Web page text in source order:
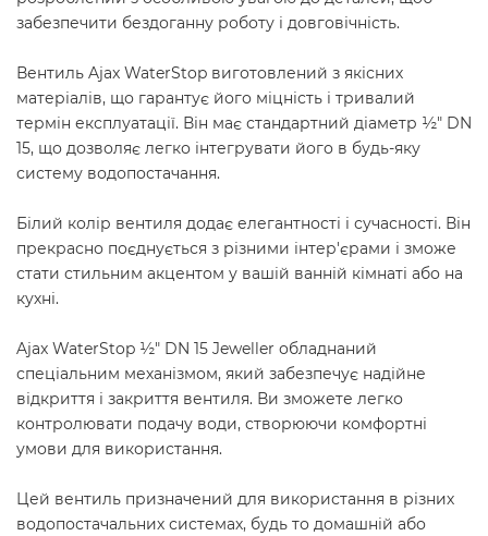
забезпечити бездоганну роботу і довговічність.
Вентиль Ajax WaterStop виготовлений з якісних
матеріалів, що гарантує його міцність і тривалий
термін експлуатації. Він має стандартний діаметр ½" DN
15, що дозволяє легко інтегрувати його в будь-яку
систему водопостачання.
Білий колір вентиля додає елегантності і сучасності. Він
прекрасно поєднується з різними інтер'єрами і зможе
стати стильним акцентом у вашій ванній кімнаті або на
кухні.
Ajax WaterStop ½" DN 15 Jeweller обладнаний
спеціальним механізмом, який забезпечує надійне
відкриття і закриття вентиля. Ви зможете легко
контролювати подачу води, створюючи комфортні
умови для використання.
Цей вентиль призначений для використання в різних
водопостачальних системах, будь то домашній або